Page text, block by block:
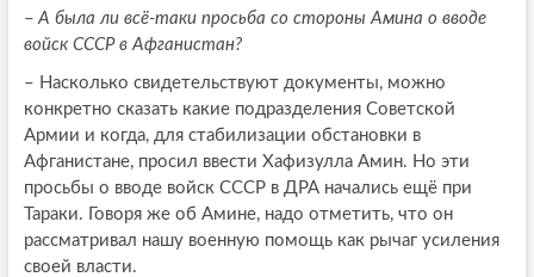
– А была ли всё-таки просьба со стороны Амина о вводе
войск СССР в Афганистан?
– Насколько свидетельствуют документы, можно
конкретно сказать какие подразделения Советской
Армии и когда, для стабилизации обстановки в
Афганистане, просил ввести Хафизулла Амин. Но эти
просьбы о вводе войск СССР в ДРА начались ещё при
Тараки. Говоря же об Амине, надо отметить, что он
рассматривал нашу военную помощь как рычаг усиления
своей власти.